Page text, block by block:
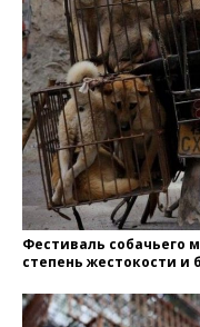
Фестиваль собачьего
степень жестокости и